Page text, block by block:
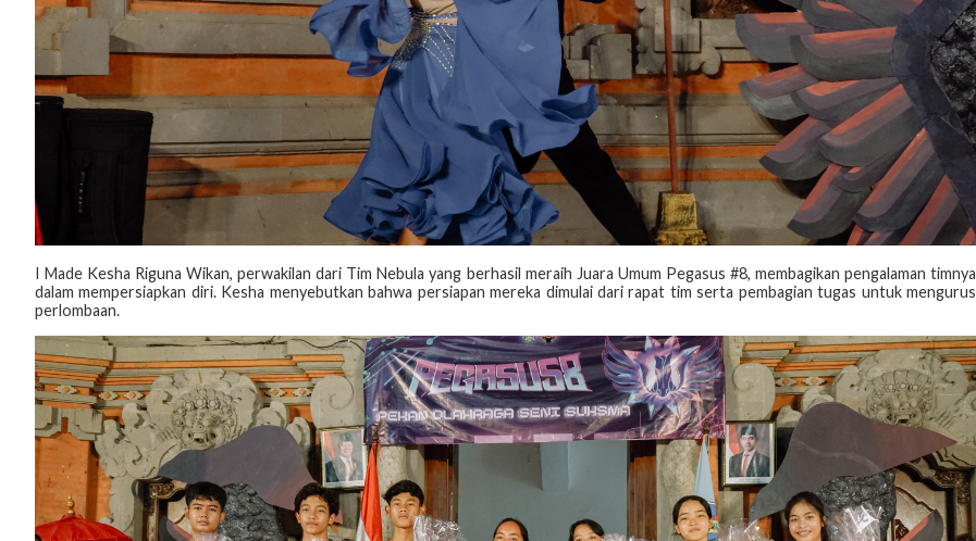
I Made Kesha Riguna Wikan, perwakilan dari Tim Nebula yang berhasil meraih Juara Umum Pegasus #8, membagikan pengalaman timnya
dalam mempersiapkan diri. Kesha menyebutkan bahwa persiapan mereka dimulai dari rapat tim serta pembagian tugas untuk mengurus
perlombaan.